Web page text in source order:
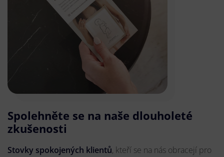
Spolehněte se na naše dlouholeté
zkušenosti
Stovky spokojených klientů, kteří se na nás obracejí pro